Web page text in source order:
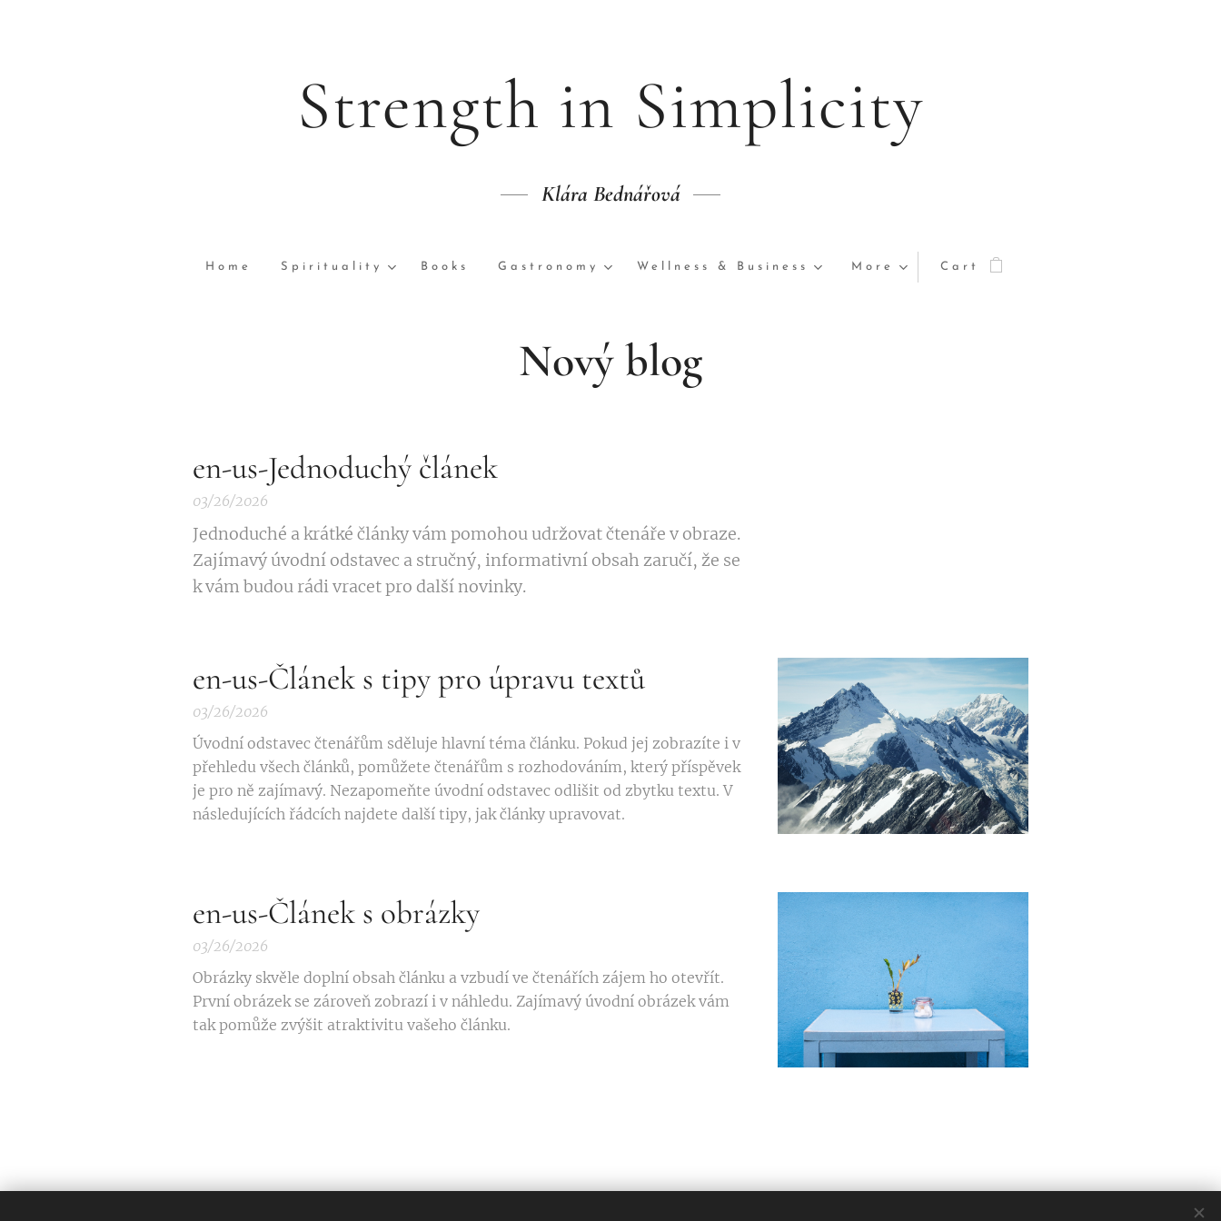
Strength in Simplicity
Klára Bednářová
Home Spirituality Books Gastronomy Wellness & Business More Cart
Nový blog
en-us-Jednoduchý článek
03/26/2026
Jednoduché a krátké články vám pomohou udržovat čtenáře v obraze.
Zajímavý úvodní odstavec a stručný, informativní obsah zaručí, že se
k vám budou rádi vracet pro další novinky.
en-us-Článek s tipy pro úpravu textů
03/26/2026
Úvodní odstavec čtenářům sděluje hlavní téma článku. Pokud jej zobrazíte i v
přehledu všech článků, pomůžete čtenářům s rozhodováním, který příspěvek
je pro ně zajímavý. Nezapomeňte úvodní odstavec odlišit od zbytku textu. V
následujících řádcích najdete další tipy, jak články upravovat.
en-us-Článek s obrázky
03/26/2026
Obrázky skvěle doplní obsah článku a vzbudí ve čtenářích zájem ho otevřít.
První obrázek se zároveň zobrazí i v náhledu. Zajímavý úvodní obrázek vám
tak pomůže zvýšit atraktivitu vašeho článku.